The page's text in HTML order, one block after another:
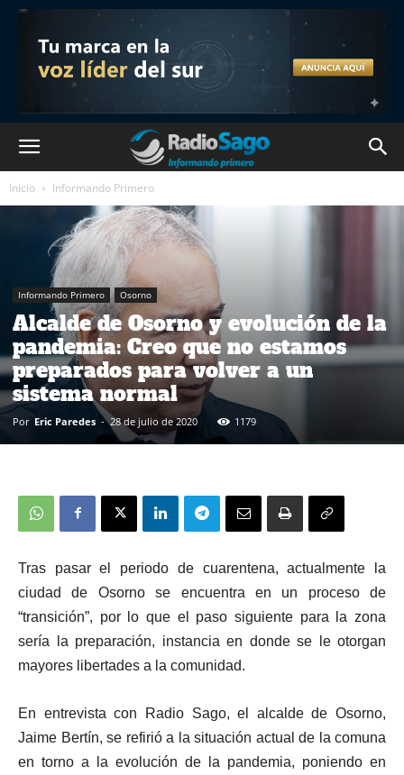
Inicio Informando Primero
Informando Primero Osorno
Alcalde de Osorno y evolución de la
pandemia: Creo que no estamos
preparados para volver a un
sistema normal
Por Eric Paredes - 28 de julio de 2020 1179
Tras pasar el periodo de cuarentena, actualmente la
ciudad de Osorno se encuentra en un proceso de
“transición”, por lo que el paso siguiente para la zona
sería la preparación, instancia en donde se le otorgan
mayores libertades a la comunidad.
En entrevista con Radio Sago, el alcalde de Osorno,
Jaime Bertín, se refirió a la situación actual de la comuna
en torno a la evolución de la pandemia, poniendo en